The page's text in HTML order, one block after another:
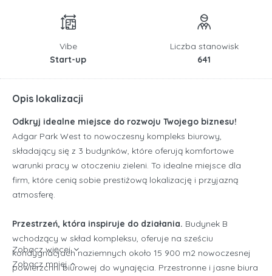
Vibe
Start-up
Liczba stanowisk
641
Opis lokalizacji
Odkryj idealne miejsce do rozwoju Twojego biznesu!
Adgar Park West to nowoczesny kompleks biurowy,
składający się z 3 budynków, które oferują komfortowe
warunki pracy w otoczeniu zieleni. To idealne miejsce dla
firm, które cenią sobie prestiżową lokalizację i przyjazną
atmosferę.
Przestrzeń, która inspiruje do działania. Budynek B
wchodzący w skład kompleksu, oferuje na sześciu
kondygnacjach naziemnych około 15 900 m2 nowoczesnej
powierzchni biurowej do wynajęcia. Przestronne i jasne biura
Zobacz więcej
Zobacz mniej